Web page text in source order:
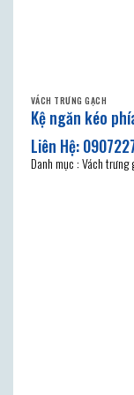
VÁCH TRƯNG GẠCH
Kệ ngăn kéo
Danh mục : Vách trưng